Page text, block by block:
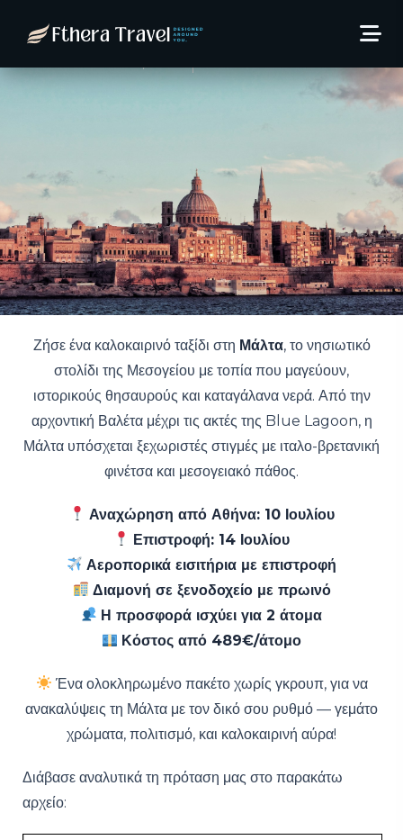
489€/άτομο!
6 Ιουνίου, 2025 Thodoris Kaltsas
Ζήσε ένα καλοκαιρινό ταξίδι στη Μάλτα, το νησιωτικό
στολίδι της Μεσογείου με τοπία που μαγεύουν,
ιστορικούς θησαυρούς και καταγάλανα νερά. Από την
αρχοντική Βαλέτα μέχρι τις ακτές της Blue Lagoon, η
Μάλτα υπόσχεται ξεχωριστές στιγμές με ιταλο-βρετανική
φινέτσα και μεσογειακό πάθος.
Αναχώρηση από Αθήνα: 10 Ιουλίου
Επιστροφή: 14 Ιουλίου
Αεροπορικά εισιτήρια με επιστροφή
Διαμονή σε ξενοδοχείο με πρωινό
Η προσφορά ισχύει για 2 άτομα
Κόστος από 489€/άτομο
Ένα ολοκληρωμένο πακέτο χωρίς γκρουπ, για να
ανακαλύψεις τη Μάλτα με τον δικό σου ρυθμό — γεμάτο
χρώματα, πολιτισμό, και καλοκαιρινή αύρα!
Διάβασε αναλυτικά τη πρόταση μας στο παρακάτω
αρχείο: